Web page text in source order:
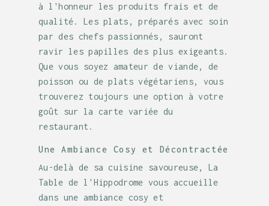
à l'honneur les produits frais et de
qualité. Les plats, préparés avec soin
par des chefs passionnés, sauront
ravir les papilles des plus exigeants.
Que vous soyez amateur de viande, de
poisson ou de plats végétariens, vous
trouverez toujours une option à votre
goût sur la carte variée du
restaurant.
Une Ambiance Cosy et Décontractée
Au-delà de sa cuisine savoureuse, La
Table de l'Hippodrome vous accueille
dans une ambiance cosy et